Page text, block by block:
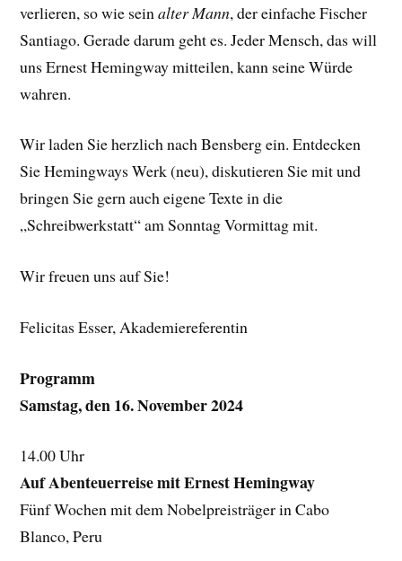
verlieren, so wie seinalter Mann, der einfache Fischer
Santiago. Gerade darum geht es. Jeder Mensch, das will
uns Ernest Hemingway mitteilen, kann seine Würde
wahren.
Wir laden Sie herzlich nach Bensberg ein. Entdecken
Sie Hemingways Werk (neu), diskutieren Sie mit und
bringen Sie gern auch eigene Texte in die
„Schreibwerkstatt“ am Sonntag Vormittag mit.
Wir freuen uns auf Sie!
Felicitas Esser, Akademiereferentin
Programm
Samstag, den 16. November 2024
14.00 Uhr
Auf Abenteuerreise mit Ernest Hemingway
Fünf Wochen mit dem Nobelpreisträger in Cabo
Blanco, Peru